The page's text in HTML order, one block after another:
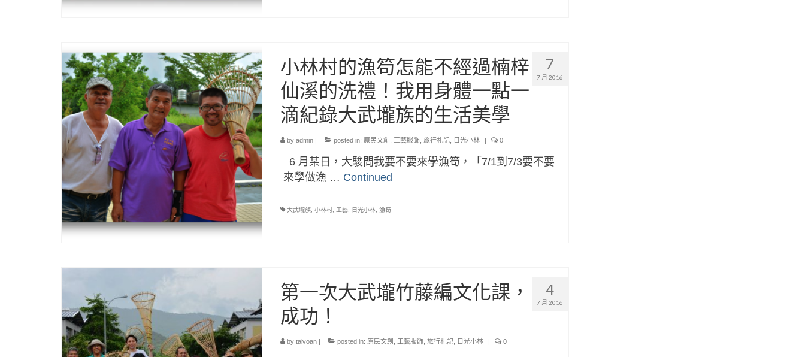
7
7 月 2016
小林村的漁笱怎能不經過楠梓
仙溪的洗禮！我用身體一點一
滴紀錄大武壠族的生活美學
by admin| posted in: 原民文創 工藝服飾, 旅行札記, 日光小林 | 0
6 月某日，大駿問我要不要來學漁笱，「7/1到7/3要不要
來學做漁 … Continued
大武壠族, 小林村, 工藝, 日光小林, 漁笱
4
7 月 2016
第一次大武壠竹藤編文化課，
成功！
by taivoan| posted in: 原民文創 , 工藝服飾, 旅行札記, 日光小林 0